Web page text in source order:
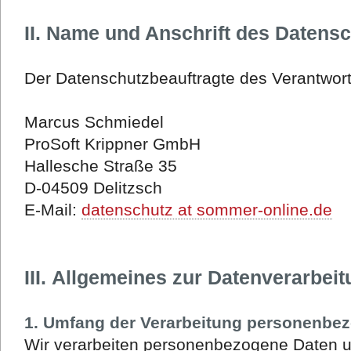
II. Name und Anschrift des
Der Datenschutzbeauftragte des
Marcus Schmiedel
ProSoft Krippner GmbH
Hallesche Straße 35
D-04509 Delitzsch
E-Mail: datenschutz at sommer-online.de
III. Allgemeines zur
1. Umfang der Verarbeitung
Wir verarbeiten personenbezogene Daten